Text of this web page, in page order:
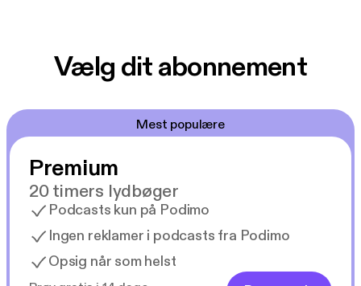
Vælg dit abonnement
Mest populære
Premium
20 timers lydbøger
Podcasts kun på Podimo
Ingen reklamer i podcasts fra Podimo
Opsig når som helst